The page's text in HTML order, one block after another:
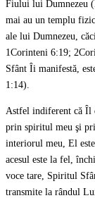
Fiului lui Dumnezeu
mai au un templu
ale lui Dumnezeu,
1Corinteni 6:19;
Sfânt Îi manifestă,
1:14).
Astfel indiferent că Îl
prin spiritul meu şi
interiorul meu, El
acesul este la fel,
voce tare, Spiritul
transmite la rândul